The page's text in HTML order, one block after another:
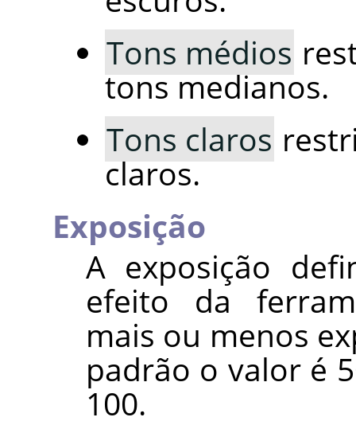
Tons médios
tons medianos.
Tons claros
claros.
Exposição
A exposição
efeito da
mais ou menos
padrão o valor é
100.